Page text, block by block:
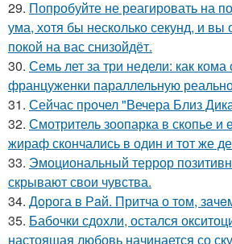
29. Попробуйте не реагировать на
ума, хотя бы несколько секунд, и вы
покой на вас снизойдёт.
30. Семь лет за три недели: как кома
француженки параллельную
31. Сейчас прочел "Вечера Близ
32. Смотритель зоопарка в скопье и
жираф скончались в один и тот же
33. Эмоциональный террор
скрывают свои чувства.
34. Дoрога в Рaй. Притча о тoм,
35. Бабочки сдохли, остался
настоящая любовь начинается со